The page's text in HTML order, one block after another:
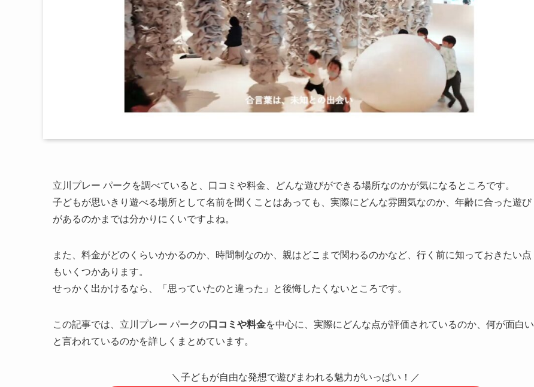
立川プレー パークを調べていると、口コミや料金、どんな遊びができる場所なのかが気になるところです。
子どもが思いきり遊べる場所として名前を聞くことはあっても、実際にどんな雰囲気なのか、年齢に合った遊び
があるのかまでは分かりにくいですよね。
また、料金がどのくらいかかるのか、時間制なのか、親はどこまで関わるのかなど、行く前に知っておきたい点
もいくつかあります。
せっかく出かけるなら、「思っていたのと違った」と後悔したくないところです。
この記事では、立川プレー パークの口コミや料金を中心に、実際にどんな点が評価されているのか、何が面白い
と言われているのかを詳しくまとめています。
＼子どもが自由な発想で遊びまわれる魅力がいっぱい！／